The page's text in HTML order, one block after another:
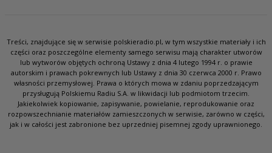
Treści, znajdujące się w serwisie polskieradio.pl, w tym wszystkie materiały i ich
części oraz poszczególne elementy samego serwisu mają charakter utworów
lub wytworów objętych ochroną Ustawy z dnia 4 lutego 1994 r. o prawie
autorskim i prawach pokrewnych lub Ustawy z dnia 30 czerwca 2000 r. Prawo
własności przemysłowej. Prawa o których mowa w zdaniu poprzedzającym
przysługują Polskiemu Radiu S.A. w likwidacji lub podmiotom trzecim.
Jakiekolwiek kopiowanie, zapisywanie, powielanie, reprodukowanie oraz
rozpowszechnianie materiałów zamieszczonych w serwisie, zarówno w części,
jak i w całości jest zabronione bez uprzedniej pisemnej zgody uprawnionego.